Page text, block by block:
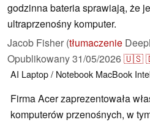
godzinna bateria sprawiają, że
ultraprzenośny komputer.
Jacob Fisher (tłumaczenie
Opublikowany31/05/2026🇺🇸
AI Laptop / Notebook MacBook
Firma Acer zaprezentowała
komputerów przenośnych, w